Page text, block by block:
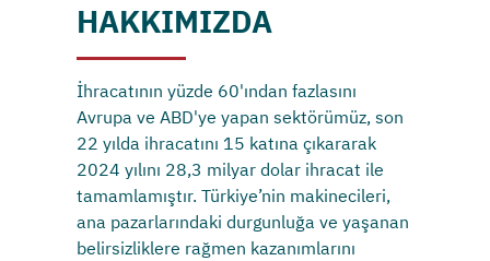
HAKKIMIZDA
İhracatının yüzde 60'ından fazlasını
Avrupa ve ABD'ye yapan sektörümüz, son
22 yılda ihracatını 15 katına çıkararak
2024 yılını 28,3 milyar dolar ihracat ile
tamamlamıştır. Türkiye’nin makinecileri,
ana pazarlarındaki durgunluğa ve yaşanan
belirsizliklere rağmen kazanımlarını